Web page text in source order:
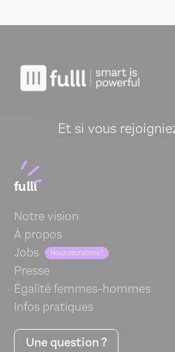
Et si vous
fulll
Notre vision
À propos
Jobs
Nous recrutons !
Presse
Égalité femmes-hommes
Infos pratiques
Une question ?